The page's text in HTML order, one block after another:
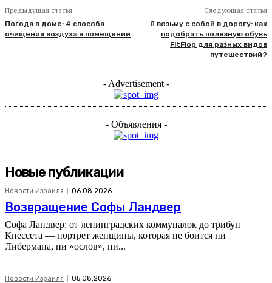
Предыдущая статья
Погода в доме: 4 способа
очищения воздуха в помещении
Следующая статья
Я возьму с собой в дорогу: как
подобрать полезную обувь
FitFlop для разных видов
путешествий?
- Advertisement -
- Объявления -
Новые публикации
Новости Израиля 06.08.2026
Возвращение Софы Ландвер
Софа Ландвер: от ленинградских коммуналок до трибун
Кнессета — портрет женщины, которая не боится ни
Либермана, ни «ослов», ни...
Новости Израиля 05.08.2026